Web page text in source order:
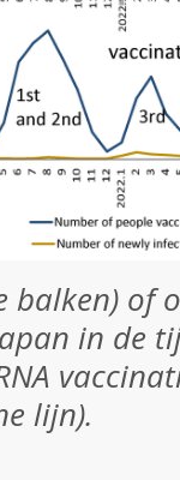
balken) of
in de
lijn).